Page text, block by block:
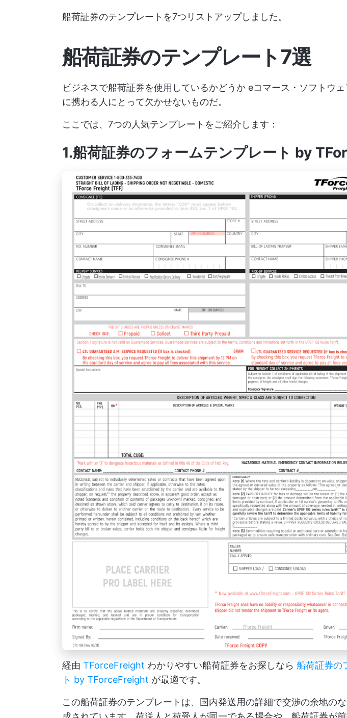
船荷証券のテンプレートを7つリストアップしました。
船荷証券のテンプレート7選
ビジネスで船荷証券を使用しているかどうか eコマース・ソフトウェ
に携わる人にとって欠かせないものだ。
ここでは、7つの人気テンプレートをご紹介します：
1.船荷証券のフォームテンプレート by
経由 TForceFreight わかりやすい船荷証券をお探しなら 船荷証券の
ト by TForceFreight が最適です。
この船荷証券のテンプレートは、国内発送用の詳細で交渉の余地の